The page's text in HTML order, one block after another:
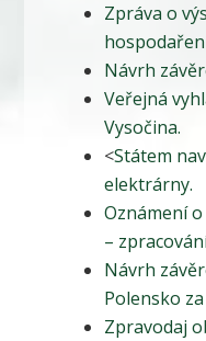
Zpráva o
Návrh
Veřejná
Vysočina.
<Státem
elektrárny.
Oznámení
–
Návrh
Polensko
Zpravodaj